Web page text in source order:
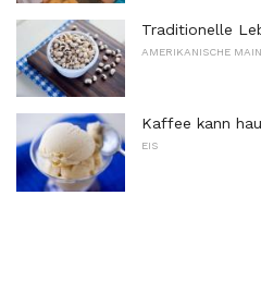
Traditionelle
AMERIKANISCHE
Kaffee kann
EIS